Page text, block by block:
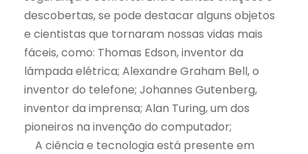
descobertas, se pode destacar alguns objetos
e cientistas que tornaram nossas vidas mais
fáceis, como: Thomas Edson, inventor da
lâmpada elétrica; Alexandre Graham Bell, o
inventor do telefone; Johannes Gutenberg,
inventor da imprensa; Alan Turing, um dos
pioneiros na invenção do computador;
A ciência e tecnologia está presente em